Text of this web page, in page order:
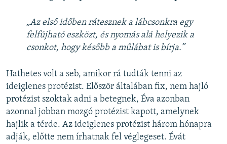
„Az első időben rátesznek a lábcsonkra egy
felfújható eszközt, és nyomás alá helyezik a
csonkot, hogy később a műlábat is bírja.”
Hathetes volt a seb, amikor rá tudták tenni az
ideiglenes protézist. Először általában fix, nem hajló
protézist szoktak adni a betegnek, Éva azonban
azonnal jobban mozgó protézist kapott, amelynek
hajlik a térde. Az ideiglenes protézist három hónapra
adják, előtte nem írhatnak fel véglegeset. Évát